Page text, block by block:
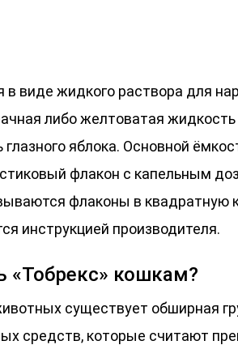
в виде жидкого раствора для
либо желтоватая
яблока. Основной
флакон с капельным
флаконы в квадратную
инструкцией производителя.
«Тобрекс» кошкам?
существует обширная
средств, которые считают